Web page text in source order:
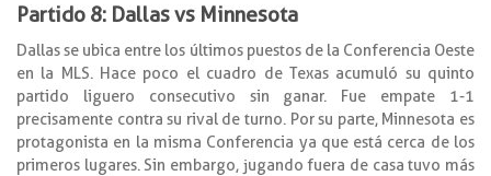
Partido 8: Dallasvs Minnesota
Dallas se ubica entre los últimos puestos de la Conferencia Oeste
en la MLS. Hace poco el cuadro de Texas acumuló su quinto
partido liguero consecutivo sin ganar. Fue empate 1-1
precisamente contra su rival de turno. Por su parte, Minnesota es
protagonista en la misma Conferencia ya que está cerca de los
primeros lugares. Sin embargo, jugando fuera de casa tuvo más